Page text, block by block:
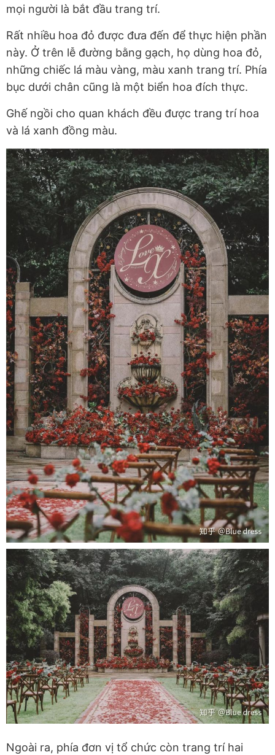
mọi người là bắt đầu trang trí.
Rất nhiều hoa đỏ được đưa đến để thực hiện phần
này. Ở trên lễ đường bằng gạch, họ dùng hoa đỏ,
những chiếc lá màu vàng, màu xanh trang trí. Phía
bục dưới chân cũng là một biển hoa đích thực.
Ghế ngồi cho quan khách đều được trang trí hoa
và lá xanh đồng màu.
Ngoài ra, phía đơn vị tổ chức còn trang trí hai